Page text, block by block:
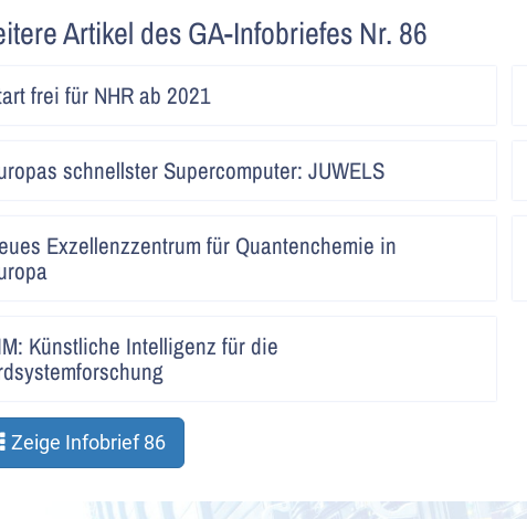
Artikel des GA-Infobriefes Nr. 86
frei für NHR ab 2021
schnellster Supercomputer: JUWELS
Exzellenzzentrum für Quantenchemie in
Künstliche Intelligenz für die
Zeige Infobrief 86